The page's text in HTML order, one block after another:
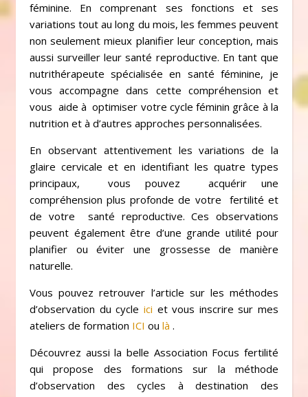
féminine. En comprenant ses fonctions et ses
variations tout au long du mois, les femmes peuvent
non seulement mieux planifier leur conception, mais
aussi surveiller leur santé reproductive. En tant que
nutrithérapeute spécialisée en santé féminine, je
vous accompagne dans cette compréhension et
vous aide à optimiser votre cycle féminin grâce à la
nutrition et à d’autres approches personnalisées.
En observant attentivement les variations de la
glaire cervicale et en identifiant les quatre types
principaux, vous pouvez acquérir une
compréhension plus profonde de votre fertilité et
de votre santé reproductive. Ces observations
peuvent également être d’une grande utilité pour
planifier ou éviter une grossesse de manière
naturelle.
Vous pouvez retrouver l’article sur les méthodes
d’observation du cycle ici et vous inscrire sur mes
ateliers de formation ICI ou là .
Découvrez aussi la belle Association Focus fertilité
qui propose des formations sur la méthode
d’observation des cycles à destination des